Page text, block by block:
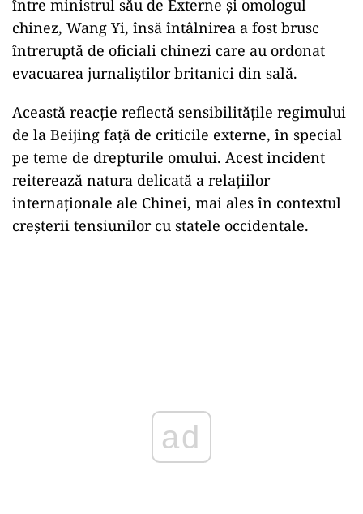
între ministrul său de Externe și omologul
chinez, Wang Yi, însă întâlnirea a fost brusc
întreruptă de oficiali chinezi care au ordonat
evacuarea jurnaliștilor britanici din sală.
Această reacție reflectă sensibilitățile regimului
de la Beijing față de criticile externe, în special
pe teme de drepturile omului. Acest incident
reiterează natura delicată a relațiilor
internaționale ale Chinei, mai ales în contextul
creșterii tensiunilor cu statele occidentale.
ad